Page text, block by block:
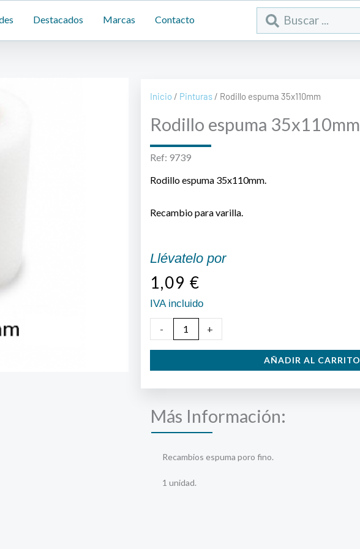
Destacados Marcas Contacto
Search
...
Inicio / Pinturas/ Rodillo espuma 35x110mm
Rodillo espuma 35x110mm
Ref: 9739
Rodillo espuma 35x110mm.
Recambio para varilla.
Llévatelo por
1,09 €
IVA incluido
-
espuma
+
AÑADIR AL CARRITO
Más Información:
Recambios espuma poro fino.
1 unidad.